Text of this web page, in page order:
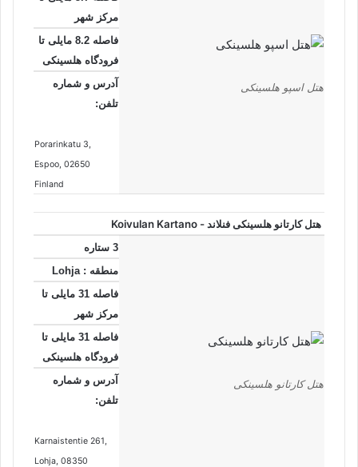
هتل اسپو هلسینکی
مرکز شهر
فاصله 8.2 مایلی تا
فرودگاه هلسینکی
آدرس و شماره
تلفن:
Porarinkatu 3
Espoo , 02650
Finland
هتل کارتانو هلسینکی فنلاند - Koivulan Kartano
هتل کارتانو هلسینکی
3 ستاره
منطقه : Lohja
فاصله 31 مایلی تا
مرکز شهر
فاصله 31 مایلی تا
فرودگاه هلسینکی
آدرس و شماره
تلفن:
Karnaistentie 261,
Lohja, 08350